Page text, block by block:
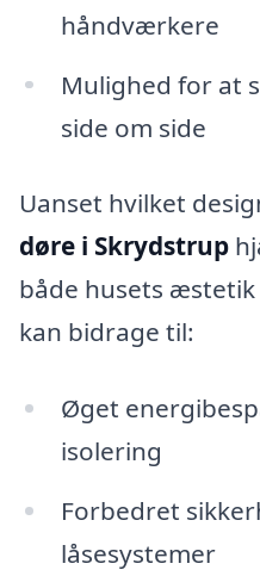
håndværkere
Mulighed for at
side om side
Uanset hvilket
døre i Skrydstrup
både husets
kan bidrage til:
Øget
isolering
Forbedret
låsesystemer